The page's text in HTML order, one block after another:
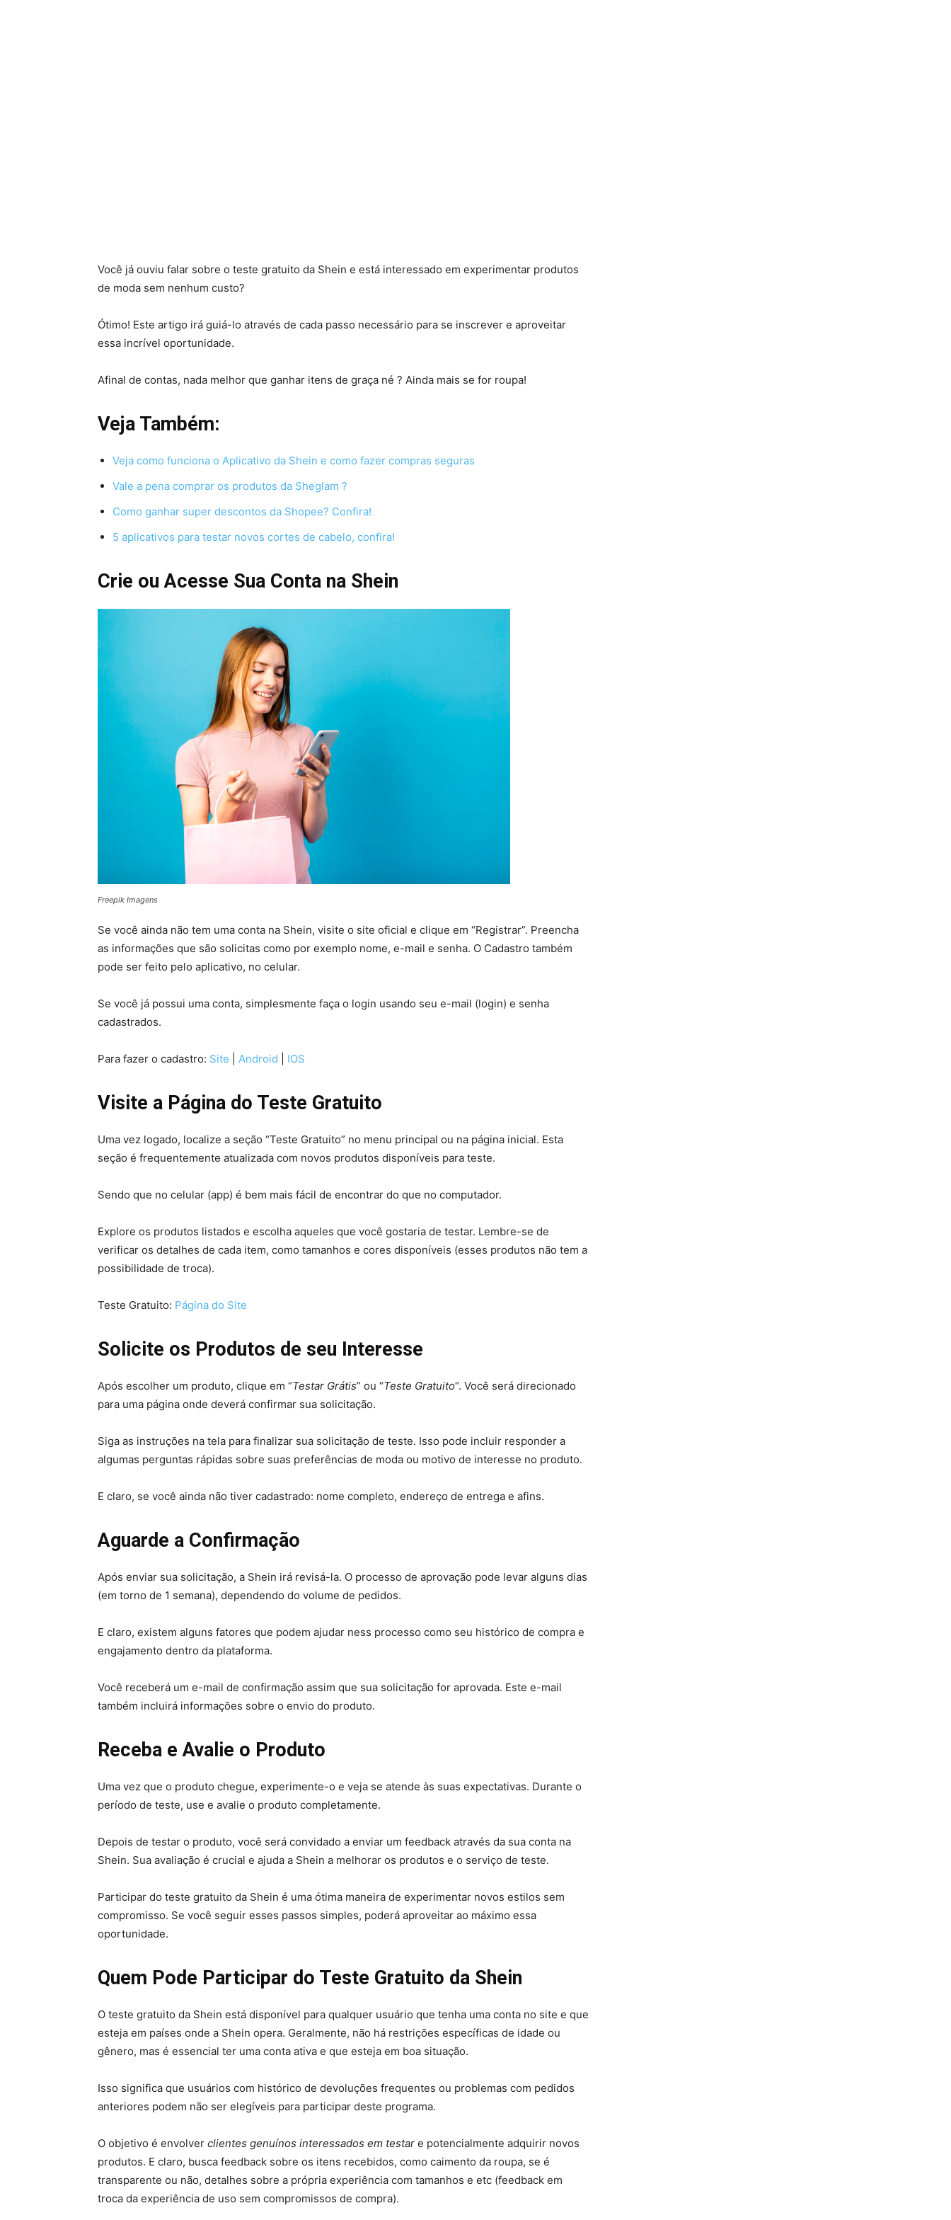
Você já ouviu falar sobre o teste gratuito da Shein e está interessado em experimentar produtos
de moda sem nenhum custo?
Ótimo! Este artigo irá guiá-lo através de cada passo necessário para se inscrever e aproveitar
essa incrível oportunidade.
Afinal de contas, nada melhor que ganhar itens de graça né ? Ainda mais se for roupa!
Veja Também:
Veja como funciona o Aplicativo da Shein e como fazer compras seguras
Vale a pena comprar os produtos da Sheglam ?
Como ganhar super descontos da Shopee? Confira!
5 aplicativos para testar novos cortes de cabelo, confira!
Crie ou Acesse Sua Conta na Shein
Freepik Imagens
Se você ainda não tem uma conta na Shein, visite o site oficial e clique em “Registrar”. Preencha
as informações que são solicitas como por exemplo nome, e-mail e senha. O Cadastro também
pode ser feito pelo aplicativo, no celular.
Se você já possui uma conta, simplesmente faça o login usando seu e-mail (login) e senha
cadastrados.
Para fazer o cadastro: Site Android IOS
Visite a Página do Teste Gratuito
Uma vez logado, localize a seção “Teste Gratuito” no menu principal ou na página inicial. Esta
seção é frequentemente atualizada com novos produtos disponíveis para teste.
Sendo que no celular (app) é bem mais fácil de encontrar do que no computador.
Explore os produtos listados e escolha aqueles que você gostaria de testar. Lembre-se de
verificar os detalhes de cada item, como tamanhos e cores disponíveis (esses produtos não tem a
possibilidade de troca).
Teste Gratuito: Página do Site
Solicite os Produtos de seu Interesse
Após escolher um produto, clique em “Testar Grátis” ou “Teste Gratuito“. Você será direcionado
para uma página onde deverá confirmar sua solicitação.
Siga as instruções na tela para finalizar sua solicitação de teste. Isso pode incluir responder a
algumas perguntas rápidas sobre suas preferências de moda ou motivo de interesse no produto.
E claro, se você ainda não tiver cadastrado: nome completo, endereço de entrega e afins.
Aguarde a Confirmação
Após enviar sua solicitação, a Shein irá revisá-la. O processo de aprovação pode levar alguns dias
(em torno de 1 semana), dependendo do volume de pedidos.
E claro, existem alguns fatores que podem ajudar ness processo como seu histórico de compra e
engajamento dentro da plataforma.
Você receberá um e-mail de confirmação assim que sua solicitação for aprovada. Este e-mail
também incluirá informações sobre o envio do produto.
Receba e Avalie o Produto
Uma vez que o produto chegue, experimente-o e veja se atende às suas expectativas. Durante o
período de teste, use e avalie o produto completamente.
Depois de testar o produto, você será convidado a enviar um feedback através da sua conta na
Shein. Sua avaliação é crucial e ajuda a Shein a melhorar os produtos e o serviço de teste.
Participar do teste gratuito da Shein é uma ótima maneira de experimentar novos estilos sem
compromisso. Se você seguir esses passos simples, poderá aproveitar ao máximo essa
oportunidade.
Quem Pode Participar do Teste Gratuito da Shein
O teste gratuito da Shein está disponível para qualquer usuário que tenha uma conta no site e que
esteja em países onde a Shein opera. Geralmente, não há restrições específicas de idade ou
gênero, mas é essencial ter uma conta ativa e que esteja em boa situação.
Isso significa que usuários com histórico de devoluções frequentes ou problemas com pedidos
anteriores podem não ser elegíveis para participar deste programa.
O objetivo é envolver clientes genuínos interessados em testar e potencialmente adquirir novos
produtos. E claro, busca feedback sobre os itens recebidos, como caimento da roupa, se é
transparente ou não, detalhes sobre a própria experiência com tamanhos e etc (feedback em
troca da experiência de uso sem compromissos de compra).